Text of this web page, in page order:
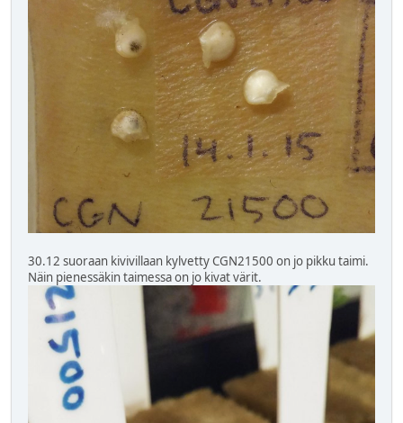
30.12 suoraan kivivillaan kylvetty CGN21500 on jo pikku taimi.
Näin pienessäkin taimessa on jo kivat värit.